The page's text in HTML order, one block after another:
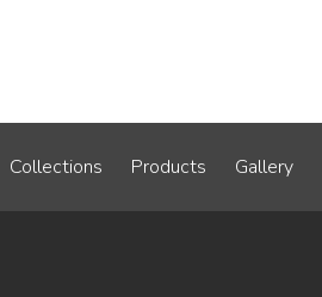
Collections Products Gallery